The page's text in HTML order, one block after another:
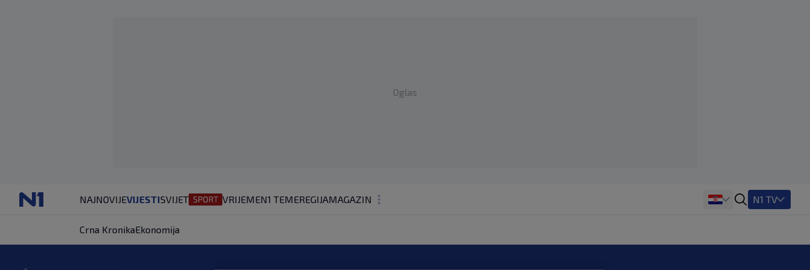
Oglas
NAJNOVIJEVIJESTISVIJET VRIJEMEN1 TEMEREGIJAMAGAZIN
KOLUMNE
N1 TV
Crna KronikaEkonomija